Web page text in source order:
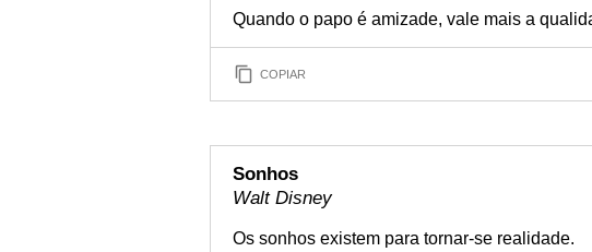
Quando o papo é amizade, vale mais a
COPIAR
Sonhos
Walt Disney
Os sonhos existem para tornar-se realidade.